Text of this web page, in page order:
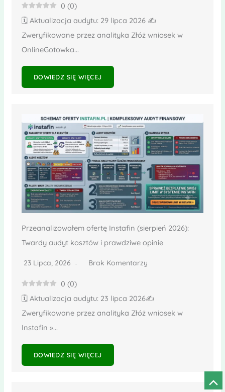
0 (0)
🗓️ Aktualizacja audytu: 29 lipca 2026 ✍️
Zweryfikowane przez analityka Złóż wniosek w
OnlineGotowka...
DOWIEDZ SIĘ WIĘCEJ
Przeanalizowałem ofertę Instafin (sierpień 2026):
Twardy audyt kosztów i prawdziwe opinie
23 Lipca, 2026 Brak Komentarzy
0 (0)
🗓️ Aktualizacja audytu: 23 lipca 2026✍️
Zweryfikowane przez analityka Złóż wniosek w
Instafin »...
DOWIEDZ SIĘ WIĘCEJ